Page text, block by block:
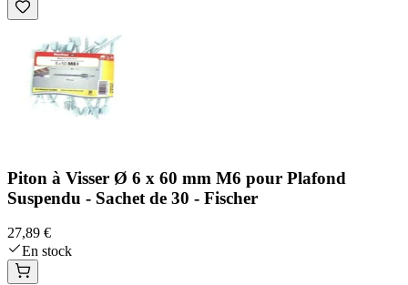
Piton à Visser Ø 6 x 60 mm M6 pour Plafond
Suspendu - Sachet de 30 - Fischer
27,89 €
En stock